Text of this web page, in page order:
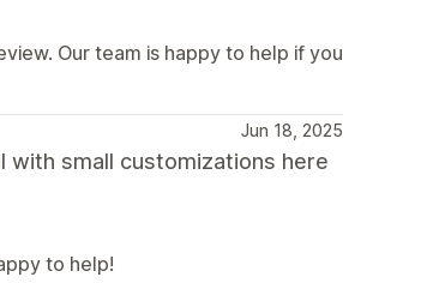
Our team is happy to help if you
Jun 18, 2025
small customizations here
to help!